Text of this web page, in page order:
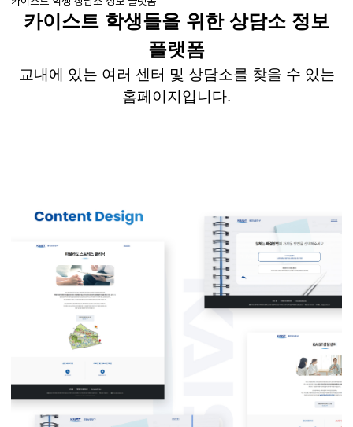
카이스트 학생들을 위한 상담소 정보
플랫폼
교내에 있는 여러 센터 및 상담소를 찾을 수 있는
홈페이지입니다.